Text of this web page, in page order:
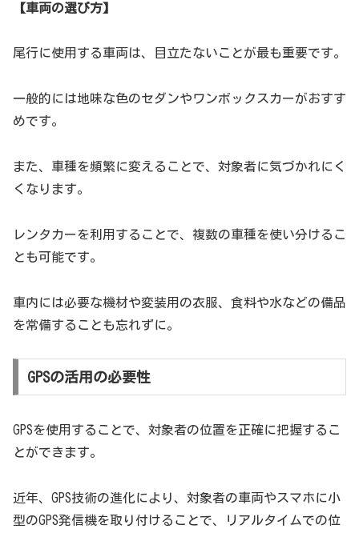
【車両の選び方】
尾行に使用する車両は、目立たないことが最も重要です。
一般的には地味な色のセダンやワンボックスカーがおすす
めです。
また、車種を頻繁に変えることで、対象者に気づかれにく
くなります。
レンタカーを利用することで、複数の車種を使い分けるこ
とも可能です。
車内には必要な機材や変装用の衣服、食料や水などの備品
を常備することも忘れずに。
GPSの活用の必要性
GPSを使用することで、対象者の位置を正確に把握するこ
とができます。
近年、GPS技術の進化により、対象者の車両やスマホに小
型のGPS発信機を取り付けることで、リアルタイムでの位